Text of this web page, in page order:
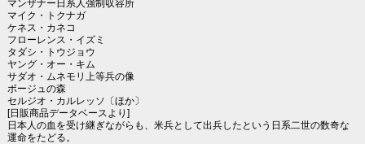
マンザナー日系人強制収容所
マイク・トクナガ
ケネス・カネコ
フローレンス・イズミ
タダシ・トウジョウ
ヤング・オー・キム
サダオ・ムネモリ上等兵の像
ボージュの森
セルジオ・カルレッソ〔ほか〕
[日販商品データベースより]
日本人の血を受け継ぎながらも、米兵として出兵したという日系二世の数奇な
運命をたどる。